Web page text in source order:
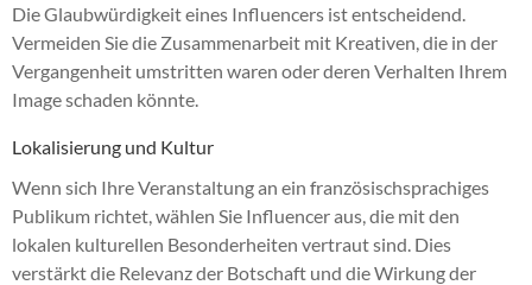
Die Glaubwürdigkeit eines Influencers ist entscheidend.
Vermeiden Sie die Zusammenarbeit mit Kreativen, die in der
Vergangenheit umstritten waren oder deren Verhalten Ihrem
Image schaden könnte.
Lokalisierung und Kultur
Wenn sich Ihre Veranstaltung an ein französischsprachiges
Publikum richtet, wählen Sie Influencer aus, die mit den
lokalen kulturellen Besonderheiten vertraut sind. Dies
verstärkt die Relevanz der Botschaft und die Wirkung der